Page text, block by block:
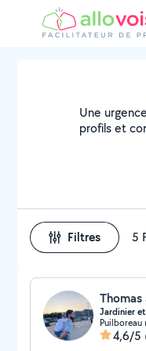
Une
profils et
Filtres 5
Thomas
Jardinier
Puilboreau
4,6/5